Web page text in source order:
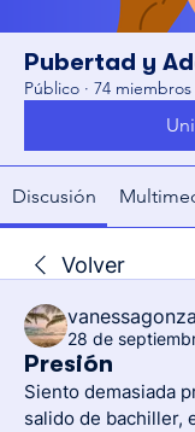
Pubertad y
Público · 74 miembros
Discusión
Volver
28 de
Presión
Siento demasiada
salido de bachiller,